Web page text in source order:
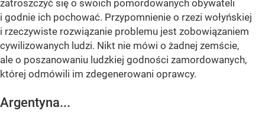
zatroszczyć się o swoich pomordowanych obywateli
i godnie ich pochować. Przypomnienie o rzezi wołyńskiej
i rzeczywiste rozwiązanie problemu jest zobowiązaniem
cywilizowanych ludzi. Nikt nie mówi o żadnej zemście,
ale o poszanowaniu ludzkiej godności zamordowanych,
której odmówili im zdegenerowani oprawcy.
Argentyna...